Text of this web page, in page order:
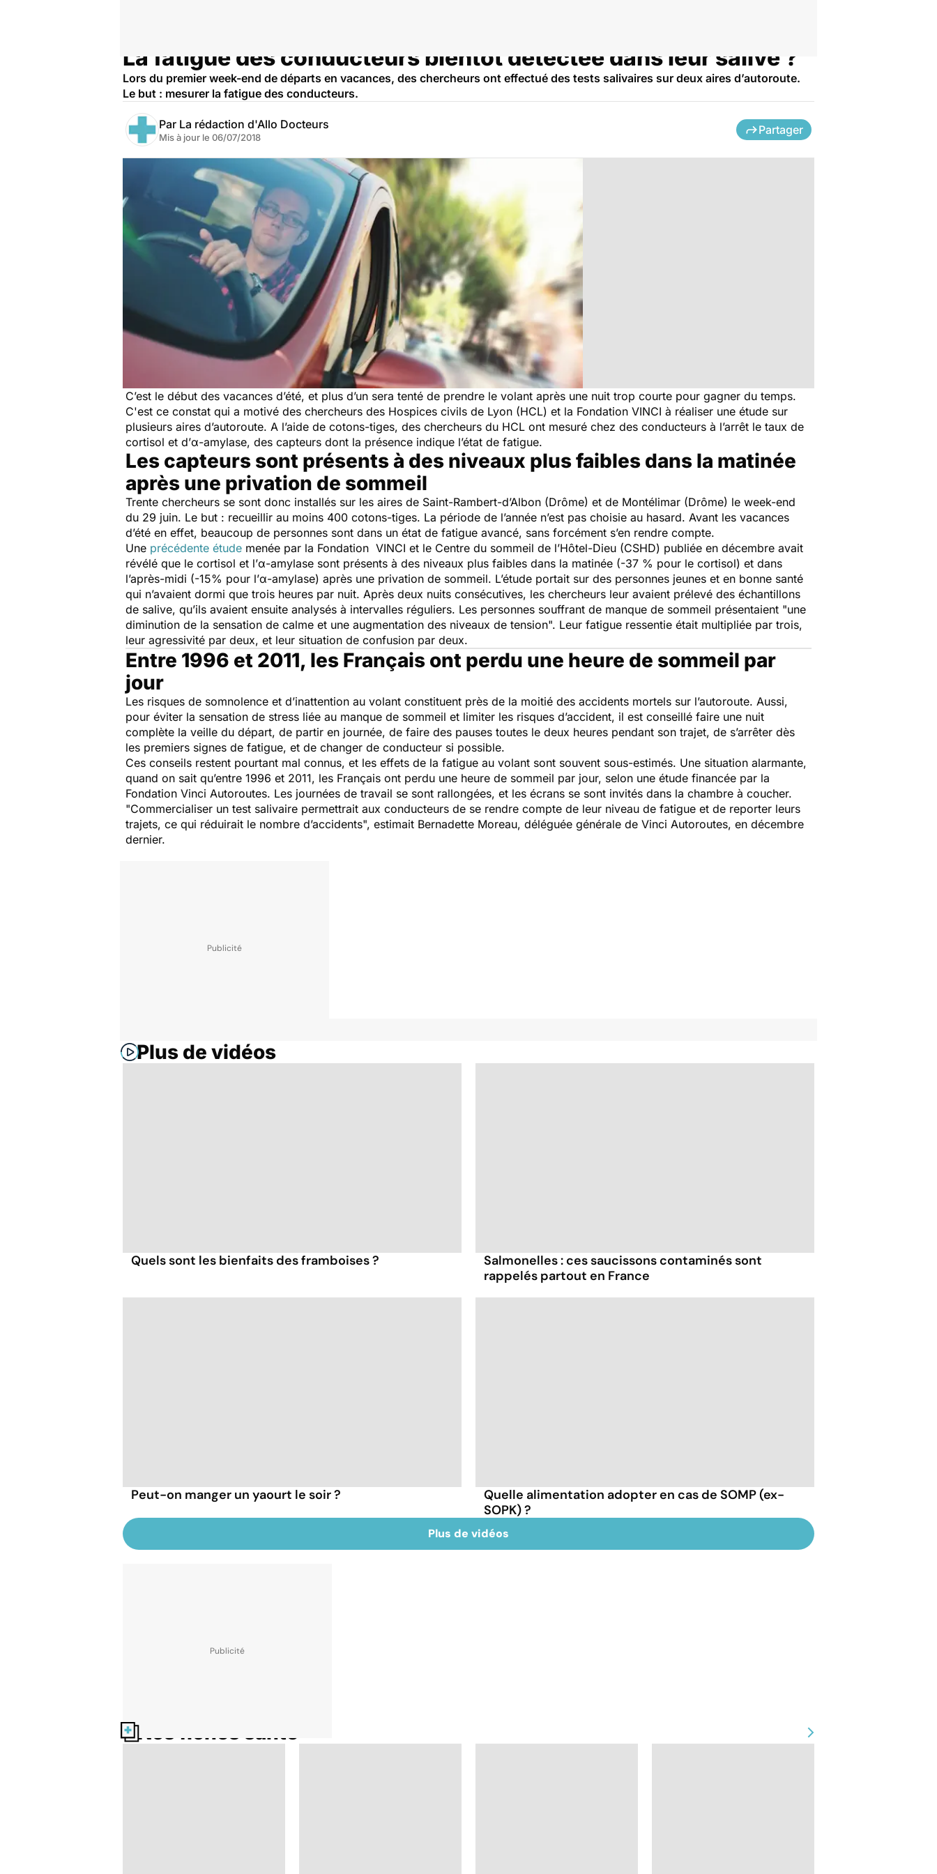
La fatigue des conducteurs bientôt détectée dans leur salive ?
Lors du premier week-end de départs en vacances, des chercheurs ont effectué des tests salivaires sur deux aires d’autoroute.
Le but : mesurer la fatigue des conducteurs.
Par La rédaction d'Allo Docteurs
Mis à jour le 06/07/2018
Partager
C’est le début des vacances d’été, et plus d’un sera tenté de prendre le volant après une nuit trop courte pour gagner du temps.
C'est ce constat qui a motivé des chercheurs des Hospices civils de Lyon (HCL) et la Fondation VINCI à réaliser une étude sur
plusieurs aires d’autoroute. A l’aide de cotons-tiges, des chercheurs du HCL ont mesuré chez des conducteurs à l’arrêt le taux de
cortisol et d’α-amylase, des capteurs dont la présence indique l’état de fatigue.
Les capteurs sont présents à des niveaux plus faibles dans la matinée
après une privation de sommeil
Trente chercheurs se sont donc installés sur les aires de Saint-Rambert-d’Albon (Drôme) et de Montélimar (Drôme) le week-end
du 29 juin. Le but : recueillir au moins 400 cotons-tiges. La période de l’année n’est pas choisie au hasard. Avant les vacances
d’été en effet, beaucoup de personnes sont dans un état de fatigue avancé, sans forcément s’en rendre compte.
Une précédente étude menée par la Fondation VINCI et le Centre du sommeil de l’Hôtel-Dieu (CSHD) publiée en décembre avait
révélé que le cortisol et l’α-amylase sont présents à des niveaux plus faibles dans la matinée (-37 % pour le cortisol) et dans
l’après-midi (-15% pour l’α-amylase) après une privation de sommeil. L’étude portait sur des personnes jeunes et en bonne santé
qui n’avaient dormi que trois heures par nuit. Après deux nuits consécutives, les chercheurs leur avaient prélevé des échantillons
de salive, qu’ils avaient ensuite analysés à intervalles réguliers. Les personnes souffrant de manque de sommeil présentaient "une
diminution de la sensation de calme et une augmentation des niveaux de tension". Leur fatigue ressentie était multipliée par trois,
leur agressivité par deux, et leur situation de confusion par deux.
Entre 1996 et 2011, les Français ont perdu une heure de sommeil par
jour
Les risques de somnolence et d’inattention au volant constituent près de la moitié des accidents mortels sur l’autoroute. Aussi,
pour éviter la sensation de stress liée au manque de sommeil et limiter les risques d’accident, il est conseillé faire une nuit
complète la veille du départ, de partir en journée, de faire des pauses toutes le deux heures pendant son trajet, de s’arrêter dès
les premiers signes de fatigue, et de changer de conducteur si possible.
Ces conseils restent pourtant mal connus, et les effets de la fatigue au volant sont souvent sous-estimés. Une situation alarmante,
quand on sait qu’entre 1996 et 2011, les Français ont perdu une heure de sommeil par jour, selon une étude financée par la
Fondation Vinci Autoroutes. Les journées de travail se sont rallongées, et les écrans se sont invités dans la chambre à coucher.
"Commercialiser un test salivaire permettrait aux conducteurs de se rendre compte de leur niveau de fatigue et de reporter leurs
trajets, ce qui réduirait le nombre d’accidents", estimait Bernadette Moreau, déléguée générale de Vinci Autoroutes, en décembre
dernier.
Plus de vidéos
Quels sont les bienfaits des framboises ?
Salmonelles : ces saucissons contaminés sont
rappelés partout en France
Peut-on manger un yaourt le soir ?
Quelle alimentation adopter en cas de SOMP (ex-
SOPK) ?
Plus de vidéos
Nos fiches santé